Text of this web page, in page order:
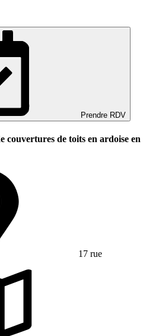
Prendre RDV
couvertures de toits en ardoise en
17 rue